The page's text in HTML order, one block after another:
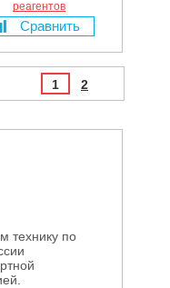
Сравнить
1 2
технику по